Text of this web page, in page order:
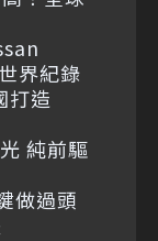
界紀錄
打造
純前驅
做過頭